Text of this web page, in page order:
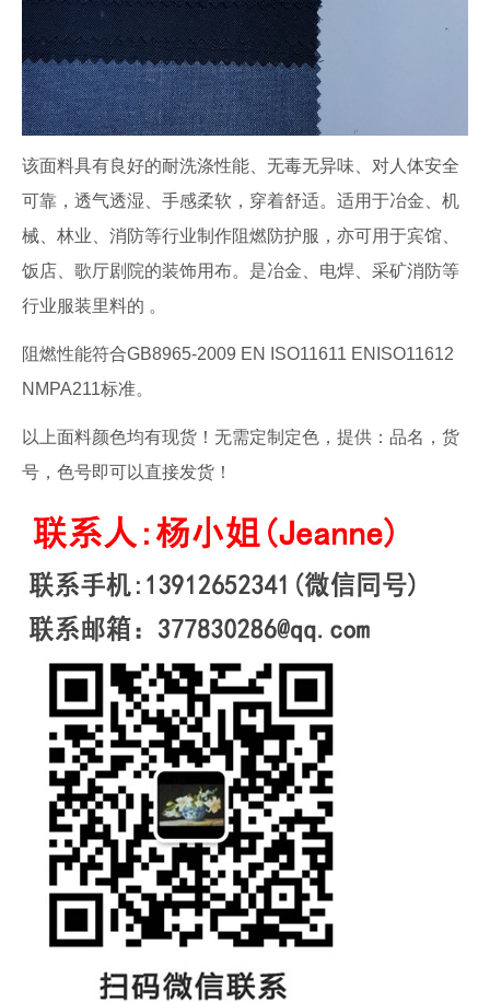
该面料具有良好的耐洗涤性能、无毒无异味、对人体安全
可靠，透气透湿、手感柔软，穿着舒适。适用于冶金、机
械、林业、消防等行业制作阻燃防护服，亦可用于宾馆、
饭店、歌厅剧院的装饰用布。是冶金、电焊、采矿消防等
行业服装里料的 。
阻燃性能符合GB8965-2009 EN ISO11611 ENISO11612
NMPA211标准。
以上面料颜色均有现货！无需定制定色，提供：品名，货
号，色号即可以直接发货！